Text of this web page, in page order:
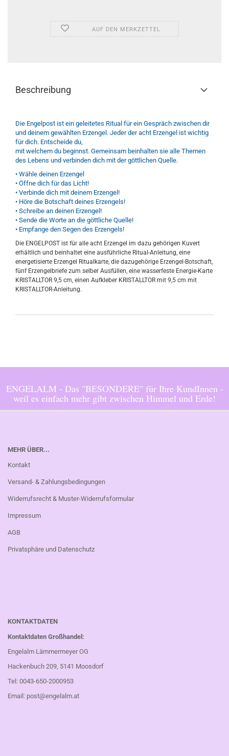
AUF DEN MERKZETTEL
Beschreibung
Die Engelpost ist ein geleitetes Ritual für ein Gespräch zwischen dir
und deinem gewählten Erzengel. Jeder der acht Erzengel ist wichtig
für dich. Entscheide du,
mit welchem du beginnst. Gemeinsam beinhalten sie alle Themen
des Lebens und verbinden dich mit der göttlichen Quelle.
• Wähle deinen Erzengel
• Öffne dich für das Licht!
• Verbinde dich mit deinem Erzengel!
• Höre die Botschaft deines Erzengels!
• Schreibe an deinen Erzengel!
• Sende die Worte an die göttliche Quelle!
• Empfange den Segen des Erzengels!
Die ENGELPOST ist für alle acht Erzengel im dazu gehörigen Kuvert
erhältlich und beinhaltet eine ausführliche Ritual-Anleitung, eine
energetisierte Erzengel Ritualkarte, die dazugehörige Erzengel-Botschaft,
fünf Erzengelbriefe zum selber Ausfüllen, eine wasserfeste Energie-Karte
KRISTALLTOR 9,5 cm, einen Aufkleber KRISTALLTOR mit 9,5 cm mit
KRISTALLTOR-Anleitung.
ENGELALM - Das "BESONDERE" für Ihre KundInnen -
weil es einfach mehr gibt zwischen Himmel und Erde!
MEHR ÜBER...
Kontakt
Versand- & Zahlungsbedingungen
Widerrufsrecht & Muster-Widerrufsformular
Impressum
AGB
Privatsphäre und Datenschutz
KONTAKTDATEN
Kontaktdaten Großhandel:
Engelalm Lämmermeyer OG
Hackenbuch 209, 5141 Moosdorf
Tel: 0043-650-2000953
Email: post@engelalm.at